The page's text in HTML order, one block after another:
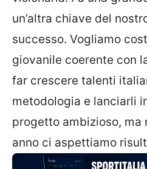
un’altra chiave del
successo. Vogliamo
giovanile coerente con
far crescere talenti
metodologia e lanciarli
progetto ambizioso, ma
anno ci aspettiamo